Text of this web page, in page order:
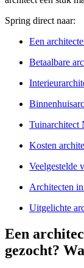
Spring direct naar:
Een
Betaalbare
Tuinarchitect
Kosten
Veelgestelde
Architecten
Uitgelichte
Een
gezocht?